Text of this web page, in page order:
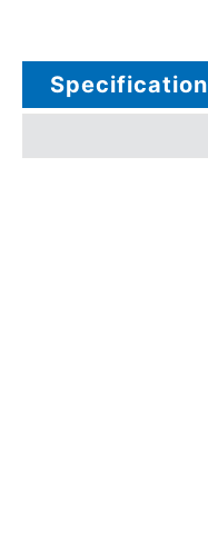
Specification